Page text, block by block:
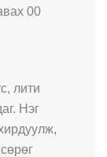
00
лити
Нэг